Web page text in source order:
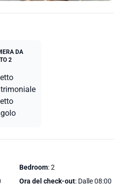
DA
2
Bedroom: 2
Ora del check-out: Dalle 08:00